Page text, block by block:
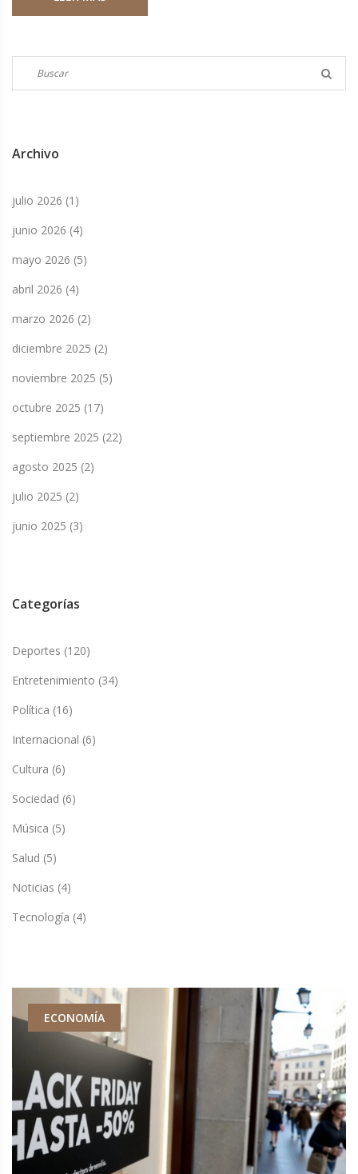
radio.
Archivo
julio 2026 (1)
junio 2026 (4)
mayo 2026 (5)
abril 2026 (4)
marzo 2026 (2)
diciembre 2025 (2)
noviembre 2025 (5)
octubre 2025 (17)
septiembre 2025 (22)
agosto 2025 (2)
julio 2025 (2)
junio 2025 (3)
Categorías
Deportes (120)
Entretenimiento (34)
Política (16)
Internacional (6)
Cultura (6)
Sociedad (6)
Música (5)
Salud (5)
Noticias (4)
Tecnología (4)
ECONOMÍA